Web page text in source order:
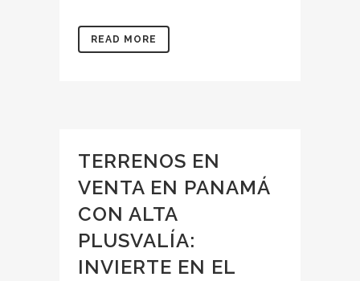
READ MORE
TERRENOS EN
VENTA EN PANAMÁ
CON ALTA
PLUSVALÍA:
INVIERTE EN EL